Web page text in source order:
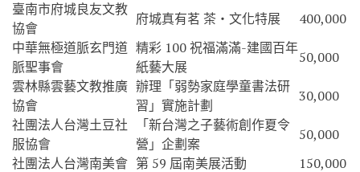
臺南市府城良友文教
協會
府城真有茗 茶‧文化特展
400,000
中華無極道脈玄門道
脈聖事會
精彩 100 祝福滿滿-建國百年
紙藝大展
50,000
雲林縣雲藝文教推廣
協會
辦理「弱勢家庭學童書法研
習」實施計劃
30,000
社團法人台灣土豆社
服協會
「新台灣之子藝術創作夏令
營」企劃案
50,000
社團法人台灣南美會 第 59 屆南美展活動 150,000